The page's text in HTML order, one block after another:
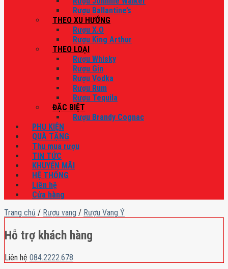
Rượu Ballantine’s
THEO XU HƯỚNG
Rượu X.O
Rượu King Arthur
THEO LOẠI
Rượu Whisky
Rượu Gin
Rượu Vodka
Rượu Rum
Rượu Tequila
ĐẶC BIỆT
Rượu Brandy Cognac
PHỤ KIỆN
QUÀ TẶNG
Thu mua rượu
TIN TỨC
KHUYẾN MÃI
HỆ THỐNG
Liên hệ
Cửa hàng
Trang chủ / Rượu vang / Rượu Vang Ý
Hỗ trợ khách hàng
Liên hệ 084.2222.678